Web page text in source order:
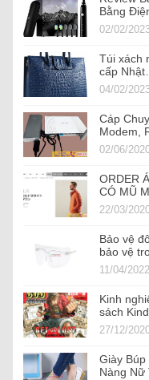
Bằng
02/02/
Túi xách
cấp
04/02/
Cáp
Modem,
02/06/
ORDER
CÓ MŨ
22/03/
Bảo vệ
bảo vệ
11/04/2022
Kinh
sách
27/12/
Giày
Nàng Nữ